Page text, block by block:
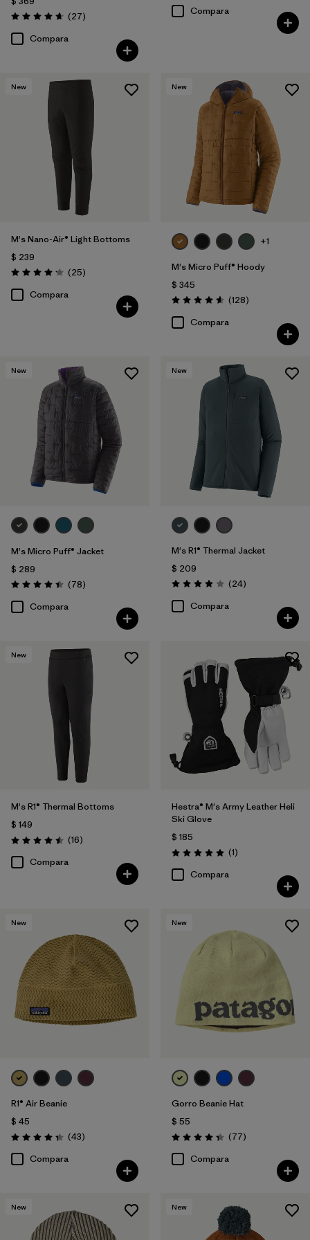
Valoración: 4.6 / 5
(27Comentarios
)
Compara
Compara
New
M's Nano-Air® Light Bottoms
$ 239
Valoración: 4.2 / 5
(25Comentarios
)
Compara
New
+1
M's Micro Puff® Hoody
$ 345
Valoración: 4.6 / 5
(128Comentarios
)
Compara
New
M's Micro Puff® Jacket
$ 289
Valoración: 4.4 / 5
(78Comentarios
)
Compara
New
M's R1® Thermal Jacket
$ 209
Valoración: 4.0 / 5
(24Comentarios
)
Compara
New
M's R1® Thermal Bottoms
$ 149
Valoración: 4.5 / 5
(16Comentarios
)
Compara
Hestra® M's Army Leather Heli
Ski Glove
$ 185
Valoración: 5.0 / 5
(1Comentarios
)
Compara
New
R1® Air Beanie
$ 45
Valoración: 4.3 / 5
(43Comentarios
)
Compara
New
Gorro Beanie Hat
$ 55
Valoración: 4.4 / 5
(77Comentarios
)
Compara
New New